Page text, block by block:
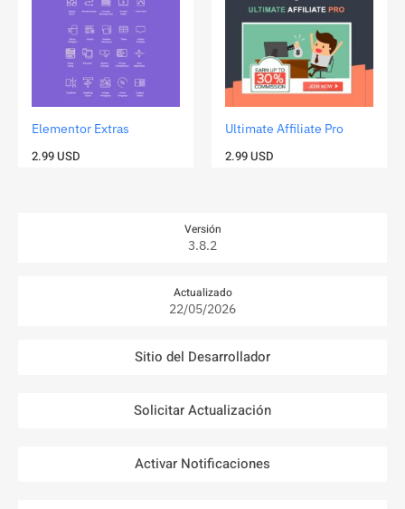
Elementor Extras
2.99USD
Ultimate Affiliate Pro
2.99USD
Versión
3.8.2
Actualizado
22/05/2026
Sitio del Desarrollador
Solicitar Actualización
Activar Notificaciones